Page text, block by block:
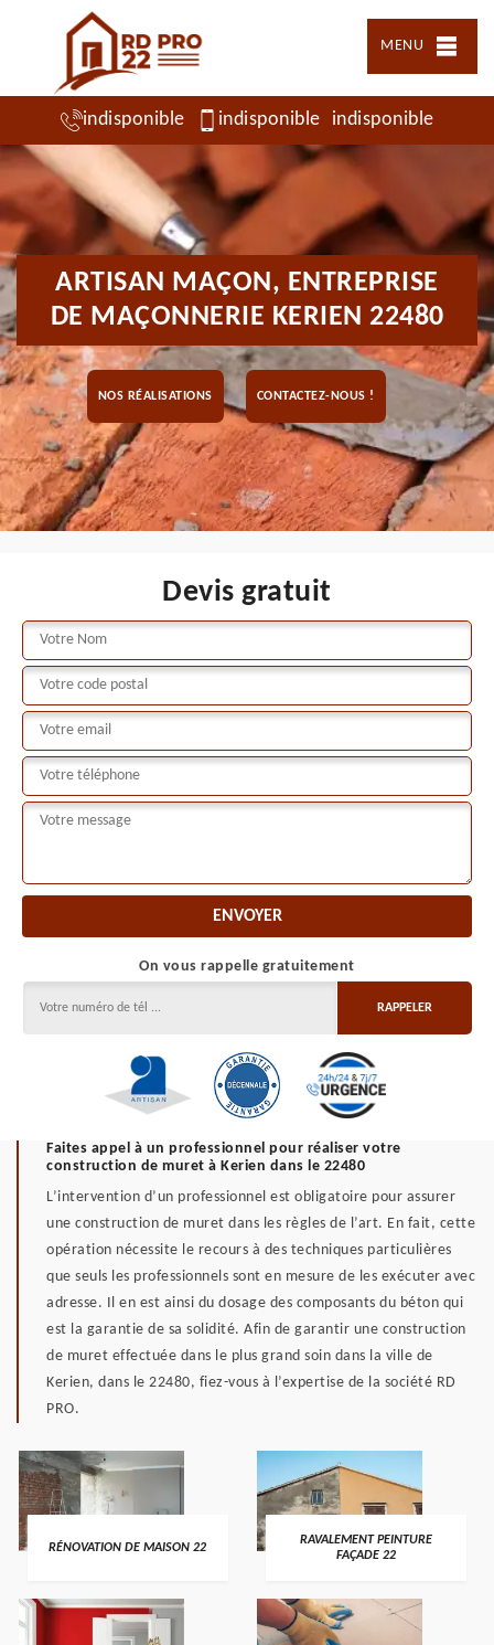
MENU
indisponible indisponible indisponible
ARTISAN MAÇON, ENTREPRISE
DE MAÇONNERIE KERIEN 22480
NOS RÉALISATIONS CONTACTEZ-NOUS !
Devis gratuit
On vous rappelle gratuitement
Faites appel à un professionnel pour réaliser votre
construction de muret à Kerien dans le 22480
L’intervention d’un professionnel est obligatoire pour assurer
une construction de muret dans les règles de l’art. En fait, cette
opération nécessite le recours à des techniques particulières
que seuls les professionnels sont en mesure de les exécuter avec
adresse. Il en est ainsi du dosage des composants du béton qui
est la garantie de sa solidité. Afin de garantir une construction
de muret effectuée dans le plus grand soin dans la ville de
Kerien, dans le 22480, fiez-vous à l’expertise de la société RD
PRO.
RÉNOVATION DE MAISON 22
RAVALEMENT PEINTURE
FAÇADE 22